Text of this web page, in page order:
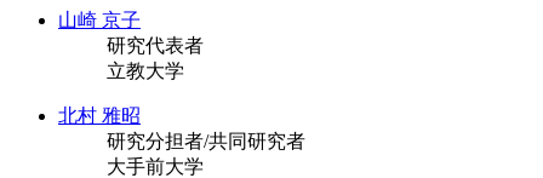
山崎 京子
研究代表者
立教大学
北村 雅昭
研究分担者/共同研究者
大手前大学